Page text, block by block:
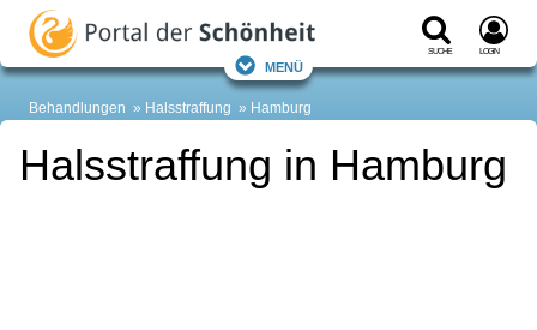
Suche Login
Menü
Behandlungen Halsstraffung Hamburg
Halsstraffung in Hamburg